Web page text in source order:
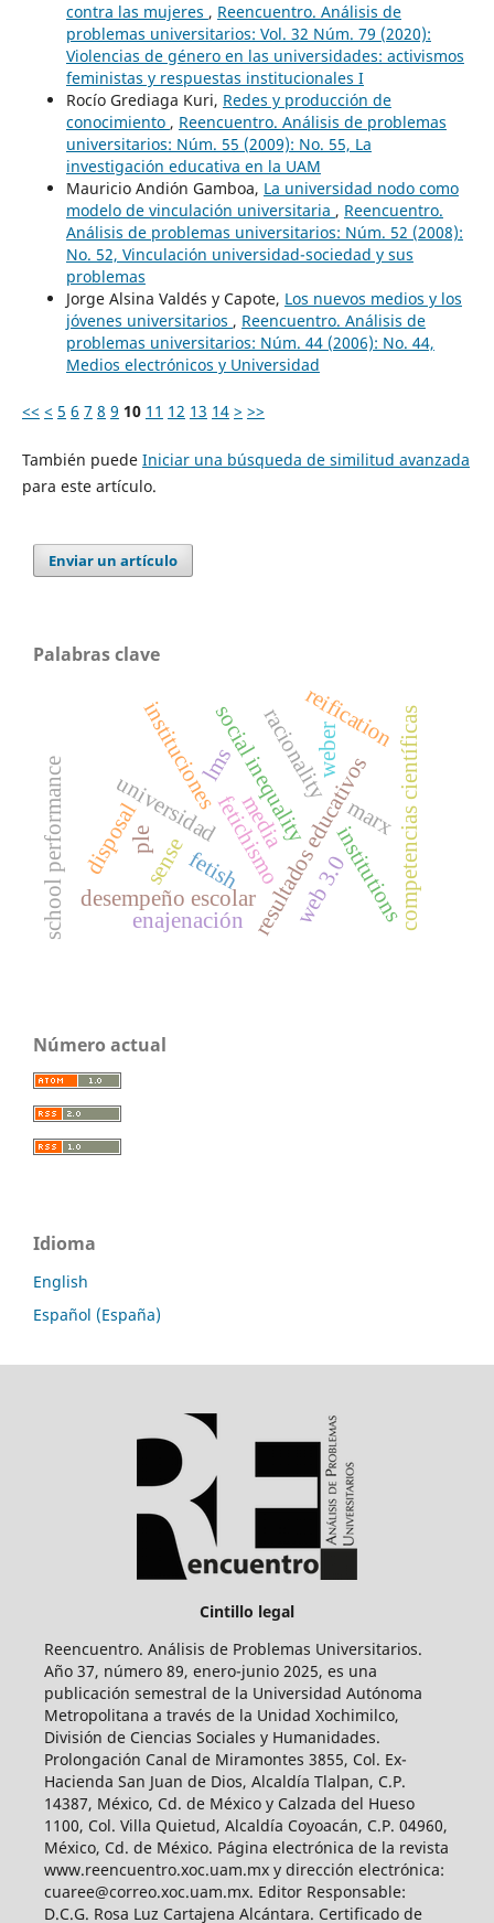
contra las mujeres , Reencuentro. Análisis de
problemas universitarios: Vol. 32 Núm. 79 (2020):
Violencias de género en las universidades: activismos
feministas y respuestas institucionales I
Rocío Grediaga Kuri, Redes y producción de
conocimiento , Reencuentro. Análisis de problemas
universitarios: Núm. 55 (2009): No. 55, La
investigación educativa en la UAM
Mauricio Andión Gamboa, La universidad nodo como
modelo de vinculación universitaria , Reencuentro.
Análisis de problemas universitarios: Núm. 52 (2008):
No. 52, Vinculación universidad-sociedad y sus
problemas
Jorge Alsina Valdés y Capote, Los nuevos medios y los
jóvenes universitarios , Reencuentro. Análisis de
problemas universitarios: Núm. 44 (2006): No. 44,
Medios electrónicos y Universidad
<< < 5 6 7 8 9 10 11 12 13 14 > >>
También puede Iniciar una búsqueda de similitud avanzada
para este artículo.
Enviar un artículo
Palabras clave
universidadfetichismoresultados educativos
desempeño escolar
social inequality
racionality
weber
institutions
instituciones
fetish
disposal
reification
enajenación
marx
media competencias científicas
ple
lms
web 3.0
school performance sense
Número actual
Idioma
English
Español (España)
Cintillo legal
Reencuentro. Análisis de Problemas Universitarios.
Año 37, número 89, enero-junio 2025, es una
publicación semestral de la Universidad Autónoma
Metropolitana a través de la Unidad Xochimilco,
División de Ciencias Sociales y Humanidades.
Prolongación Canal de Miramontes 3855, Col. Ex-
Hacienda San Juan de Dios, Alcaldía Tlalpan, C.P.
14387, México, Cd. de México y Calzada del Hueso
1100, Col. Villa Quietud, Alcaldía Coyoacán, C.P. 04960,
México, Cd. de México. Página electrónica de la revista
www.reencuentro.xoc.uam.mx y dirección electrónica:
cuaree@correo.xoc.uam.mx. Editor Responsable:
D.C.G. Rosa Luz Cartajena Alcántara. Certificado de